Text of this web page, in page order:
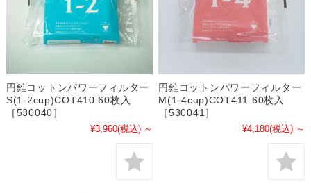
円錐コットンパワーフィルター
S(1-2cup)COT410 60枚入
［530040］
¥3,960(税込) ～
円錐コットンパワーフィルター
M(1-4cup)COT411 60枚入
［530041］
¥4,180(税込) ～